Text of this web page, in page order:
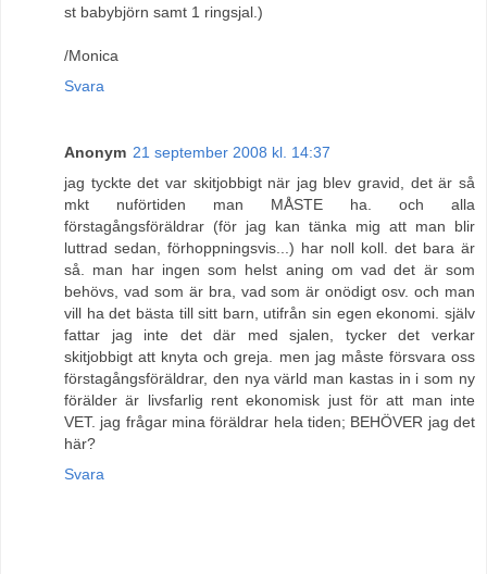
st babybjörn samt 1 ringsjal.)
/Monica
Svara
Anonym 21 september 2008 kl. 14:37
jag tyckte det var skitjobbigt när jag blev gravid, det är så
mkt nuförtiden man MÅSTE ha. och alla
förstagångsföräldrar (för jag kan tänka mig att man blir
luttrad sedan, förhoppningsvis...) har noll koll. det bara är
så. man har ingen som helst aning om vad det är som
behövs, vad som är bra, vad som är onödigt osv. och man
vill ha det bästa till sitt barn, utifrån sin egen ekonomi. själv
fattar jag inte det där med sjalen, tycker det verkar
skitjobbigt att knyta och greja. men jag måste försvara oss
förstagångsföräldrar, den nya värld man kastas in i som ny
förälder är livsfarlig rent ekonomisk just för att man inte
VET. jag frågar mina föräldrar hela tiden; BEHÖVER jag det
här?
Svara